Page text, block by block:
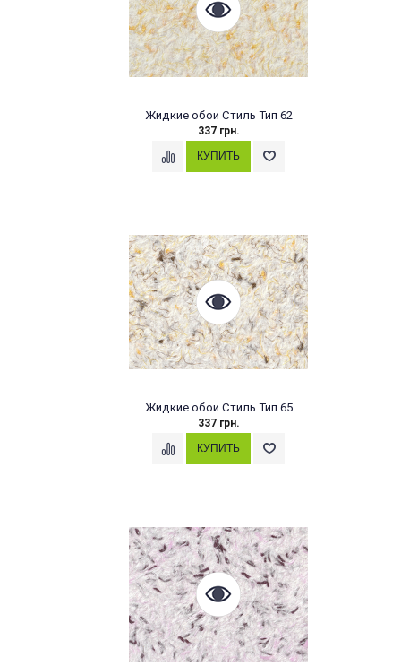
Жидкие обои Стиль Тип 62
337 грн.
Жидкие обои Стиль Тип 65
337 грн.